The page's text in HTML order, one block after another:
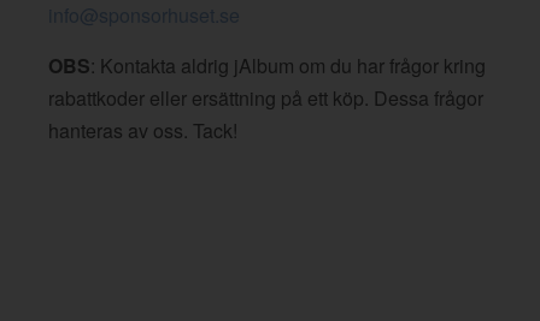
info@sponsorhuset.se
OBS: Kontakta aldrig jAlbum om du har frågor kring
rabattkoder eller ersättning på ett köp. Dessa frågor
hanteras av oss. Tack!